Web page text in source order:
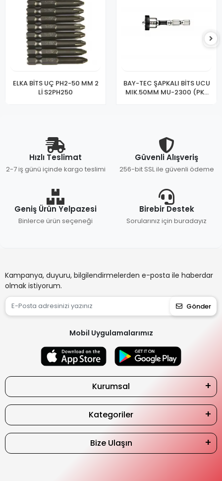
ELKA BİTS UÇ PH2-50 MM 2
Lİ S2PH250
BAY-TEC ŞAPKALI BİTS UCU
MIK.50MM MU-2300 (PK-
Hızlı Teslimat
2-7 iş günü içinde kargo teslimi
Güvenli Alışveriş
256-bit SSL ile güvenli ödeme
Geniş Ürün Yelpazesi
Binlerce ürün seçeneği
Birebir Destek
Sorularınız için buradayız
Kampanya, duyuru, bilgilendirmelerden e-posta ile haberdar
olmak istiyorum.
Gönder
Mobil Uygulamalarımız
Kurumsal
Kategoriler
Bize Ulaşın